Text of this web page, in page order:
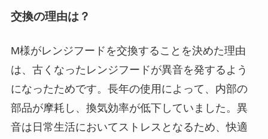
交換の理由は？
M様がレンジフードを交換することを決めた理由
は、古くなったレンジフードが異音を発するよう
になったためです。長年の使用によって、内部の
部品が摩耗し、換気効率が低下していました。異
音は日常生活においてストレスとなるため、快適